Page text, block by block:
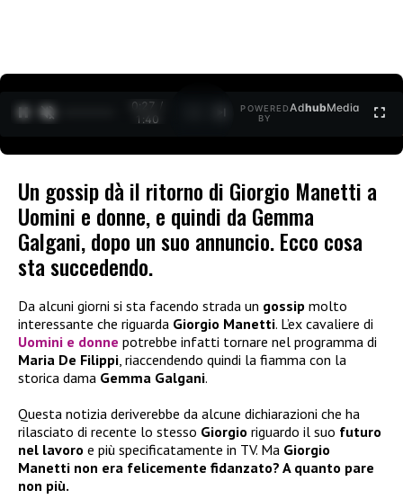
0:27 /
1:40
POWERED
BY
AdhubMedia
Un gossip dà il ritorno di Giorgio Manetti a
Uomini e donne, e quindi da Gemma
Galgani, dopo un suo annuncio. Ecco cosa
sta succedendo.
Da alcuni giorni si sta facendo strada un gossip molto
interessante che riguarda Giorgio Manetti. L’ex cavaliere di
Uomini e donne potrebbe infatti tornare nel programma di
Maria De Filippi, riaccendendo quindi la fiamma con la
storica dama Gemma Galgani.
Questa notizia deriverebbe da alcune dichiarazioni che ha
rilasciato di recente lo stesso Giorgio riguardo il suo futuro
nel lavoro e più specificatamente in TV. Ma Giorgio
Manetti non era felicemente fidanzato? A quanto pare
non più.